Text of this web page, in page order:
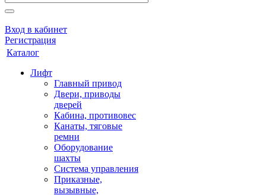
Вход в кабинет
Регистрация
Каталог
Лифт
Главный привод
Двери, приводы
дверей
Кабина, противовес
Канаты, тяговые
ремни
Оборудование
шахты
Система управления
Приказные,
вызывные,